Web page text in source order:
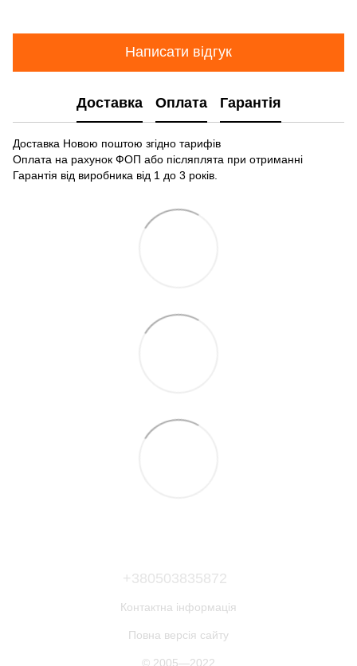
Написати відгук
Доставка Оплата Гарантія
Доставка Новою поштою згідно тарифів
Оплата на рахунок ФОП або післяплята при отриманні
Гарантія від виробника від 1 до 3 років.
+380503835872
Контактна інформація
Повна версія сайту
© 2005—2022